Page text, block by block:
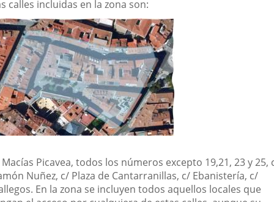
calles incluidas en la zona son:
Picavea, todos los números excepto 19,21, 23 y 25,
Nuñez, c/ Plaza de Cantarranillas, c/ Ebanistería, c/
En la zona se incluyen todos aquellos locales que